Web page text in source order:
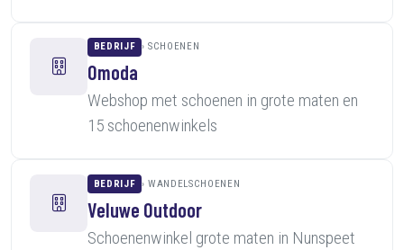
BEDRIJF SCHOENEN
Omoda
Webshop met schoenen in grote maten en
15 schoenenwinkels
BEDRIJF WANDELSCHOENEN
Veluwe Outdoor
Schoenenwinkel grote maten in Nunspeet